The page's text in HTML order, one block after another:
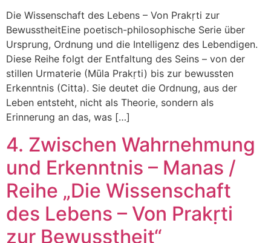
Die Wissenschaft des Lebens – Von Prakṛti zur
BewusstheitEine poetisch-philosophische Serie über
Ursprung, Ordnung und die Intelligenz des Lebendigen.
Diese Reihe folgt der Entfaltung des Seins – von der
stillen Urmaterie (Mūla Prakṛti) bis zur bewussten
Erkenntnis (Citta). Sie deutet die Ordnung, aus der
Leben entsteht, nicht als Theorie, sondern als
Erinnerung an das, was […]
4. Zwischen Wahrnehmung
und Erkenntnis – Manas /
Reihe „Die Wissenschaft
des Lebens – Von Prakṛti
zur Bewusstheit“